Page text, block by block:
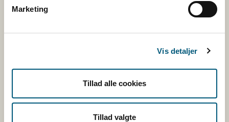
Marketing
Vis detaljer
Tillad alle cookies
Tillad valgte
køkkenhygiejneanbefalinger om skylning af
Lovstof for dyresygdomme